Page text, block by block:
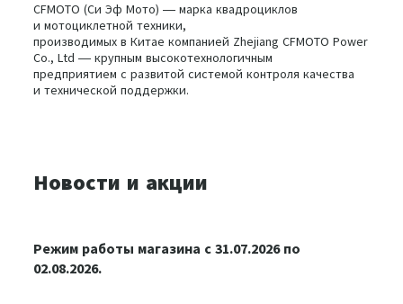
CFMOTO (Си Эф Мото) — марка квадроциклов
и мотоциклетной техники,
производимых в Китае компанией Zhejiang CFMOTO Power
Co., Ltd — крупным высокотехнологичным
предприятием с развитой системой контроля качества
и технической поддержки.
Новости и акции
Режим работы магазина c 31.07.2026 по
02.08.2026.